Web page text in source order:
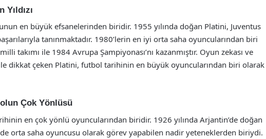
en büyük efsanelerinden biridir. 1955 yılında doğan Platini, Juventus
tanınmaktadır. 1980’lerin en iyi orta saha oyuncularından biri
takımı ile 1984 Avrupa Şampiyonası’nı kazanmıştır. Oyun zekası ve
dikkat çeken Platini, futbol tarihinin en büyük oyuncularından biri olarak
Çok Yönlüsü
en çok yönlü oyuncularından biridir. 1926 yılında Arjantin’de doğan
orta saha oyuncusu olarak görev yapabilen nadir yeteneklerden biriydi.